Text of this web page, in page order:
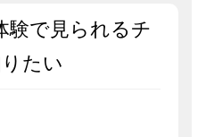
験で見られるチ
たい